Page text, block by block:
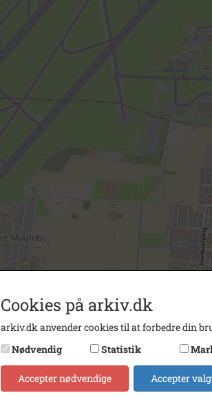
Cookies på arkiv.dk
arkiv.dk anvender cookies til at forbedre din
Nødvendig
Statistik
Accepter nødvendige Accepter